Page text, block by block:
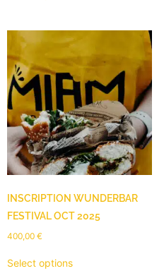
INSCRIPTION WUNDERBAR
FESTIVAL OCT 2025
400,00 €
Select options